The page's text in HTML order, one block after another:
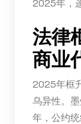
2025年，
法律
商业
2025年框
乌异性。
年，公约